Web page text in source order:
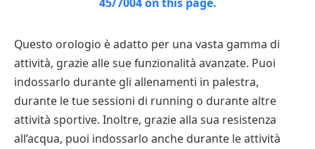
Questo orologio è adatto per una vasta gamma di
attività, grazie alle sue funzionalità avanzate. Puoi
indossarlo durante gli allenamenti in palestra,
durante le tue sessioni di running o durante altre
attività sportive. Inoltre, grazie alla sua resistenza
all’acqua, puoi indossarlo anche durante le attività